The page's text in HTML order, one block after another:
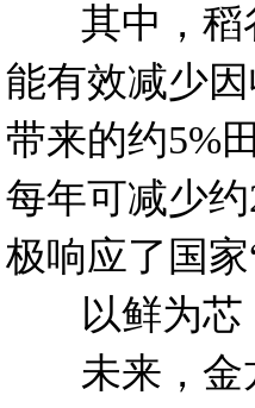
其中，稻谷
能有效减少
带来的约5%
每年可减少
极响应了国
以鲜为芯
未来，金龙